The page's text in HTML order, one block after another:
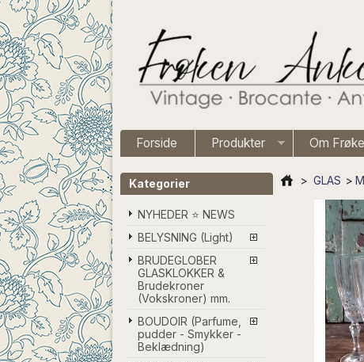
Forside Produkter Om
Kategorier
NYHEDER ⭐ NEWS
BELYSNING (Light)
BRUDEGLOBER
GLASKLOKKER &
Brudekroner
(Vokskroner) mm.
BOUDOIR (Parfume,
pudder - Smykker -
Beklædning)
> GLAS >